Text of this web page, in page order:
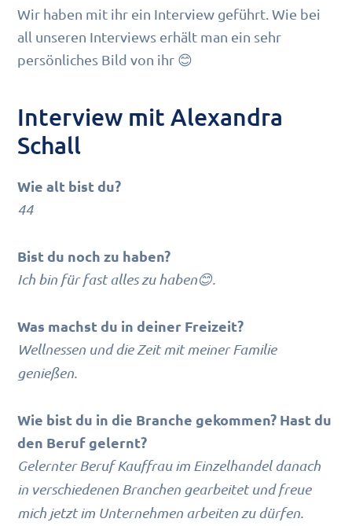
Wir haben mit ihr ein Interview geführt. Wie bei
all unseren Interviews erhält man ein sehr
persönliches Bild von ihr 😊
Interview mit Alexandra
Schall
Wie alt bist du?
44
Bist du noch zu haben?
Ich bin für fast alles zu haben😊.
Was machst du in deiner Freizeit?
Wellnessen und die Zeit mit meiner Familie
genießen.
Wie bist du in die Branche gekommen? Hast du
den Beruf gelernt?
Gelernter Beruf Kauffrau im Einzelhandel danach
in verschiedenen Branchen gearbeitet und freue
mich jetzt im Unternehmen arbeiten zu dürfen.